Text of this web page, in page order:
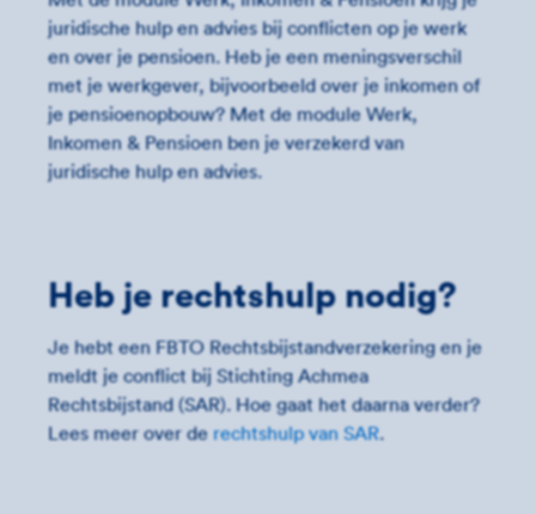
juridische hulp en advies bij conflicten op je werk
en over je pensioen. Heb je een meningsverschil
met je werkgever, bijvoorbeeld over je inkomen of
je pensioenopbouw? Met de module Werk,
Inkomen & Pensioen ben je verzekerd van
juridische hulp en advies.
Heb je rechtshulp nodig?
Je hebt een FBTO Rechtsbijstandverzekering en je
meldt je conflict bij Stichting Achmea
Rechtsbijstand (SAR). Hoe gaat het daarna verder?
Lees meer over derechtshulp van SAR.